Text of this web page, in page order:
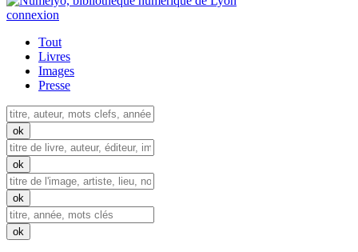
connexion
Tout
Livres
Images
Presse